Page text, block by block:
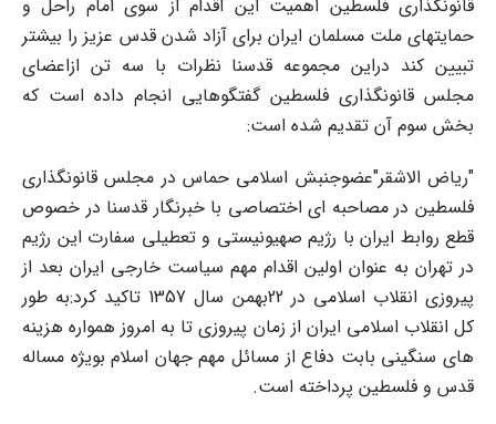
قانونگذاری فلسطین اهمیت این اقدام از سوی امام راحل و
حمایتهای ملت مسلمان ایران برای آزاد شدن قدس عزیز را بیشتر
تبیین کند دراین مجموعه قدسنا نظرات با سه تن ازاعضای
مجلس قانونگذاری فلسطین گفتگوهایی انجام داده است که
بخش سوم آن تقدیم شده است:
"ریاض الاشقر"عضوجنبش اسلامی حماس در مجلس قانونگذاری
فلسطین در مصاحبه ای اختصاصی با خبرنگار قدسنا در خصوص
قطع روابط ایران با رژیم صهیونیستی و تعطیلی سفارت این رژیم
در تهران به عنوان اولین اقدام مهم سیاست خارجی ایران بعد از
پیروزی انقلاب اسلامی در 22بهمن سال 1357 تاکید کرد:به طور
کل انقلاب اسلامی ایران از زمان پیروزی تا به امروز همواره هزینه
های سنگینی بابت دفاع از مسائل مهم جهان اسلام بویژه مساله
قدس و فلسطین پرداخته است.